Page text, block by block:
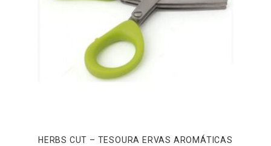
HERBS CUT – TESOURA ERVAS AROMÁTICAS